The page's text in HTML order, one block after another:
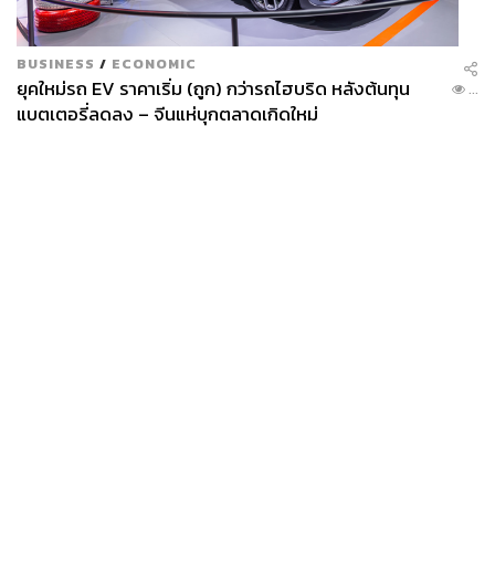
BUSINESS / ECONOMIC
ยุคใหม่รถ EV ราคาเริ่ม (ถูก) กว่ารถไฮบริด หลังต้นทุน
แบตเตอรี่ลดลง – จีนแห่บุกตลาดเกิดใหม่
...